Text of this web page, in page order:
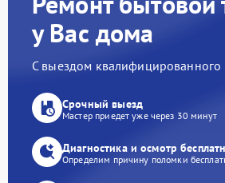
у Вас дома
С выездом квалифицированного
Срочный выезд
Мастер приедет уже через 30 минут
Диагностика и осмотр
Определим причину поломки